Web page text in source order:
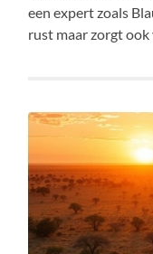
een expert zoals
rust maar zorgt